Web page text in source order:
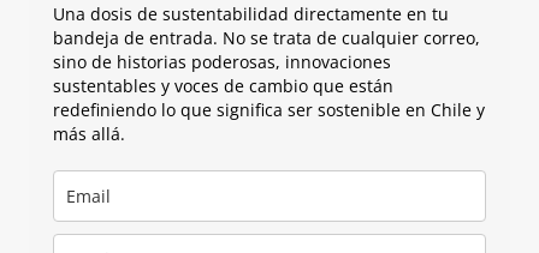
Una dosis de sustentabilidad directamente en tu
bandeja de entrada. No se trata de cualquier correo,
sino de historias poderosas, innovaciones
sustentables y voces de cambio que están
redefiniendo lo que significa ser sostenible en Chile y
más allá.